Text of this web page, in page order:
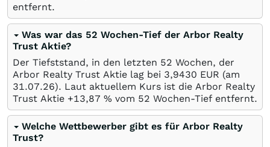
entfernt.
Was war das 52 Wochen-Tief der Arbor Realty
Trust Aktie?
Der Tiefststand, in den letzten 52 Wochen, der
Arbor Realty Trust Aktie lag bei 3,9430 EUR (am
31.07.26). Laut aktuellem Kurs ist die Arbor Realty
Trust Aktie +13,87 % vom 52 Wochen-Tief entfernt.
Welche Wettbewerber gibt es für Arbor Realty
Trust?